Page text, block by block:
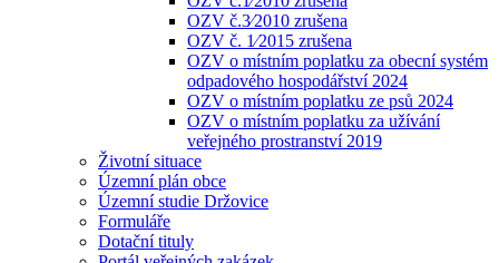
OZV č.3⁄2010 zrušena
OZV č. 1⁄2015 zrušena
OZV o místním poplatku za obecní systém
odpadového hospodářství 2024
OZV o místním poplatku ze psů 2024
OZV o místním poplatku za užívání
veřejného prostranství 2019
Životní situace
Územní plán obce
Územní studie Držovice
Formuláře
Dotační tituly